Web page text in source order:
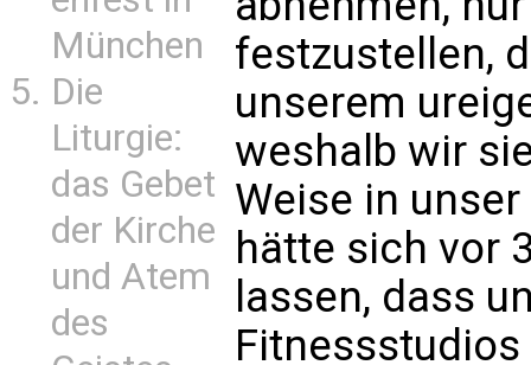
München
Die
Liturgie:
das Gebet
der Kirche
und Atem
des
festzustellen,
unserem
weshalb wir
Weise in
hätte sich vor
lassen, dass